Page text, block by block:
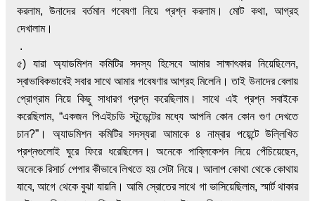
করলাম, উনাদের বর্তমান গবেষণা নিয়ে প্রশ্ন করলাম। মোট কথা, আগ্রহ
দেখালাম।
.
৫) যারা অ্যাডমিশন কমিটির সদস্য হিসেবে আমার সাক্ষাৎকার নিয়েছিলেন,
স্বাভাবিকভাবেই সবার সাথে আমার গবেষণার আগ্রহ মিলেনি। তাই উনাদের বেলায়
প্রোগ্রাম নিয়ে কিছু সাধারণ প্রশ্ন করেছিলাম। সাথে এই প্রশ্ন সবাইকে
করেছিলাম, “একজন পিএইচডি স্টুডেন্টের মধ্যে আপনি কোন কোন গুণ দেখতে
চান?”। অ্যাডমিশন কমিটির সদস্যরা আমাকে ৪ নাম্বার পয়েন্টে উল্লিখিত
প্রশ্নগুলোই ঘুরে ফিরে ধরেছিলেন। অনেকে পাব্লিকেশন নিয়ে পেঁচিয়েছেন,
অনেকে রিসার্চ পেপার কীভাবে লিখতে হয় সেটা নিয়ে। আলাপ কোথা থেকে কোথায়
যাবে, আগে থেকে বুঝা যায়নি। আমি স্রোতের সাথে গা ভাসিয়েছিলাম, স্মার্ট থাকার